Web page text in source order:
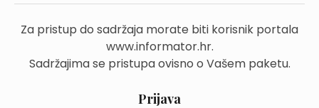
Za pristup do sadržaja morate biti korisnik portala
www.informator.hr.
Sadržajima se pristupa ovisno o Vašem paketu.
Prijava